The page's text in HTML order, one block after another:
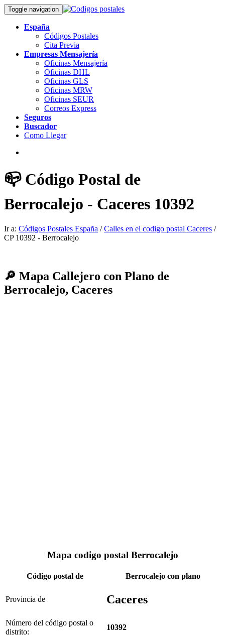
Toggle navigation
España
Códigos Postales
Cita Previa
Empresas Mensajería
Oficinas Mensajería
Oficinas DHL
Oficinas GLS
Oficinas MRW
Oficinas SEUR
Correos Express
Seguros
Buscador
Como Llegar
📪 Código Postal de
Berrocalejo - Caceres 10392
Ir a: Códigos Postales España /Calles en el codigo postal Caceres /
CP 10392 - Berrocalejo
🔎 Mapa Callejero con Plano de
Berrocalejo, Caceres
Mapa codigo postal Berrocalejo
Código postal de Berrocalejo con plano
Provincia de Caceres
Número del código postal o
distrito:
10392